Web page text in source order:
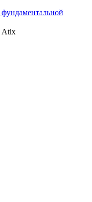
Atix